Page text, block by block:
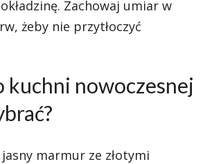
Zachowaj umiar w
żeby nie przytłoczyć
kuchni nowoczesnej
marmur ze złotymi